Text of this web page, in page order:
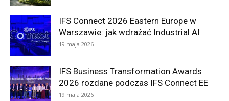
IFS Connect 2026 Eastern Europe w
Warszawie: jak wdrażać Industrial AI
19 maja 2026
IFS Business Transformation Awards
2026 rozdane podczas IFS Connect EE
19 maja 2026